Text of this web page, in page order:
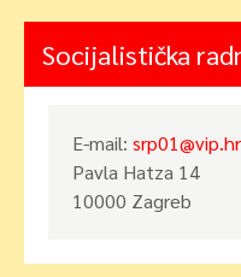
Socijalistička
E-mail: srp01@vip.hr
Pavla Hatza 14
10000 Zagreb